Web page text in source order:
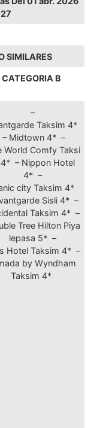
SIMILARES
CATEGORIA B
–
Taksim 4*
– Midtown 4* –
World Comfy Taksi
– Nippon Hotel
4* –
city Taksim 4*
Sisli 4* –
Taksim 4* –
Tree Hilton Piya
lepasa 5* –
Hotel Taksim 4* –
by Wyndham
Taksim 4*